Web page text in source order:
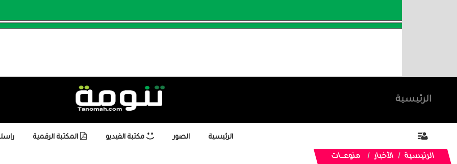
الرئيسية
الرئيسية الصور مكتبة الفيديو المكتبة الرقمية
الرئيسية الأخبار منوعـــات